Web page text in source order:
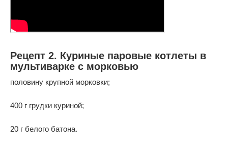
Рецепт 2. Куриные паровые котлеты в
мультиварке с морковью
половину крупной морковки;
400 г грудки куриной;
20 г белого батона.